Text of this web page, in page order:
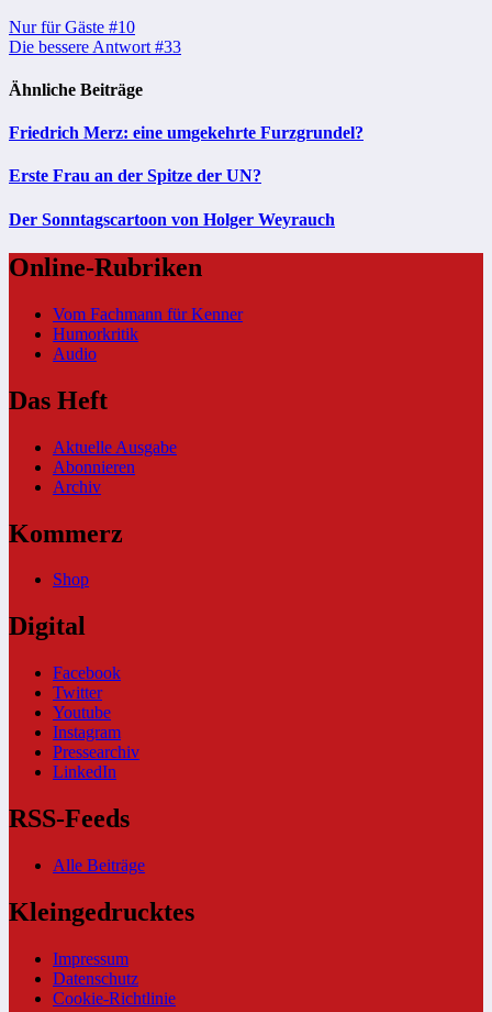
Beitragsnavigation
Nur für Gäste #10
Die bessere Antwort #33
Ähnliche Beiträge
Friedrich Merz: eine umgekehrte Furzgrundel?
Erste Frau an der Spitze der UN?
Der Sonntagscartoon von Holger Weyrauch
Online-Rubriken
Vom Fachmann für Kenner
Humorkritik
Audio
Das Heft
Aktuelle Ausgabe
Abonnieren
Archiv
Kommerz
Shop
Digital
Facebook
Twitter
Youtube
Instagram
Pressearchiv
LinkedIn
RSS-Feeds
Alle Beiträge
Kleingedrucktes
Impressum
Datenschutz
Cookie-Richtlinie